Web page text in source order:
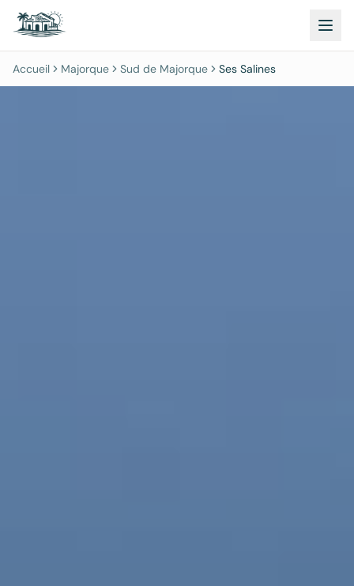
Accueil Majorque Sud de Majorque Ses Salines